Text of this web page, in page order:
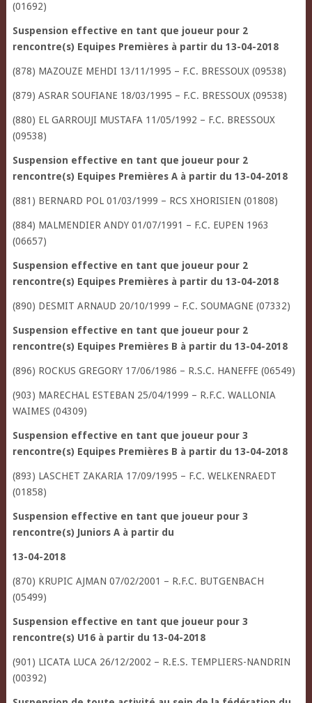
(01692)
Suspension effective en tant que joueur pour 2
rencontre(s) Equipes Premières à partir du 13-04-2018
(878) MAZOUZE MEHDI 13/11/1995 – F.C. BRESSOUX (09538)
(879) ASRAR SOUFIANE 18/03/1995 – F.C. BRESSOUX (09538)
(880) EL GARROUJI MUSTAFA 11/05/1992 – F.C. BRESSOUX
(09538)
Suspension effective en tant que joueur pour 2
rencontre(s) Equipes Premières A à partir du 13-04-2018
(881) BERNARD POL 01/03/1999 – RCS XHORISIEN (01808)
(884) MALMENDIER ANDY 01/07/1991 – F.C. EUPEN 1963
(06657)
Suspension effective en tant que joueur pour 2
rencontre(s) Equipes Premières à partir du 13-04-2018
(890) DESMIT ARNAUD 20/10/1999 – F.C. SOUMAGNE (07332)
Suspension effective en tant que joueur pour 2
rencontre(s) Equipes Premières B à partir du 13-04-2018
(896) ROCKUS GREGORY 17/06/1986 – R.S.C. HANEFFE (06549)
(903) MARECHAL ESTEBAN 25/04/1999 – R.F.C. WALLONIA
WAIMES (04309)
Suspension effective en tant que joueur pour 3
rencontre(s) Equipes Premières B à partir du 13-04-2018
(893) LASCHET ZAKARIA 17/09/1995 – F.C. WELKENRAEDT
(01858)
Suspension effective en tant que joueur pour 3
rencontre(s) Juniors A à partir du
13-04-2018
(870) KRUPIC AJMAN 07/02/2001 – R.F.C. BUTGENBACH
(05499)
Suspension effective en tant que joueur pour 3
rencontre(s) U16 à partir du 13-04-2018
(901) LICATA LUCA 26/12/2002 – R.E.S. TEMPLIERS-NANDRIN
(00392)